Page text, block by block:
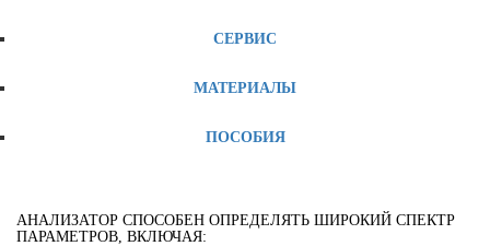
СЕРВИС
МАТЕРИАЛЫ
ПОСОБИЯ
АНАЛИЗАТОР СПОСОБЕН ОПРЕДЕЛЯТЬ ШИРОКИЙ СПЕКТР
ПАРАМЕТРОВ, ВКЛЮЧАЯ: